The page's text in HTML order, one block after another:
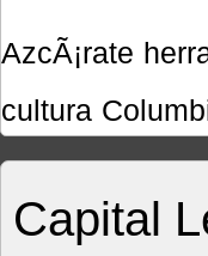
AzcÃ¡rate
cultura
Capital